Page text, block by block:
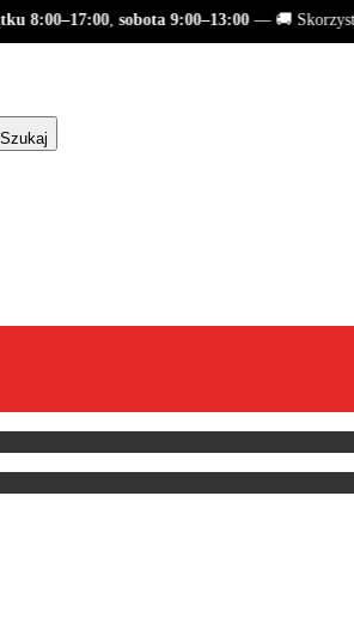
8:00–17:00,sobota 9:00–13:00— 🚚
Szukaj